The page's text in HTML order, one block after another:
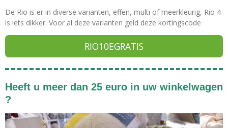
De Rio is er in diverse varianten, effen, multi of meerkleurig, Rio 4
is iets dikker. Voor al deze varianten geld deze kortingscode
RIO10EGRATIS
Heeft u meer dan 25 euro in uw winkelwagen
?